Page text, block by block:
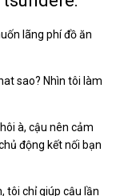
tsundere như
hình tsundere